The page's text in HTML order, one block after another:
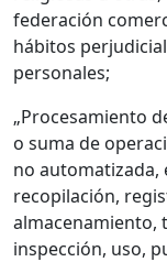
federación
hábitos
personales;
„Procesamiento
o suma de
no automatizada,
recopilación,
almacenamiento,
inspección, uso,